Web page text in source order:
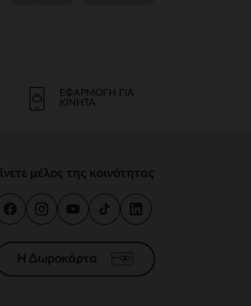
ΕΦΑΡΜΟΓΉ ΓΙΑ
ΚΙΝΗΤΆ
Γίνετε μέλος της κοινότητας
Η Δωροκάρτα